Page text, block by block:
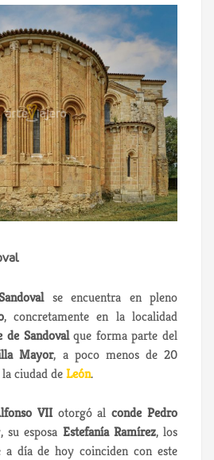
se encuentra en pleno
, concretamente en la localidad
de Sandovalque forma parte del
Mayor, a poco menos de 20
ciudad deLeón.
VIIotorgó alconde Pedro
esposa Estefanía Ramírez, los
a día de hoy coinciden con este